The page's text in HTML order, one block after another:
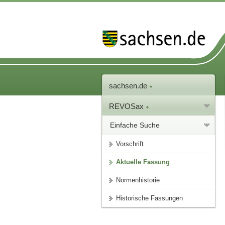
sachsen.de
REVOSax
Einfache Suche
Vorschrift
Aktuelle Fassung
Normenhistorie
Historische Fassungen